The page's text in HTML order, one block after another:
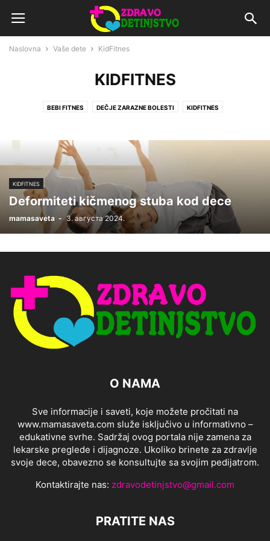
Naslovna Vaše dete KidFitnes
KIDFITNES
BEBI FITNES DEČJE ZARAZNE BOLESTI KIDFITNES
KIDFITNES
Deformiteti kičmenog stuba kod dece
mamasaveta - 3. августа 2024.
O NAMA
Sve informacije i saveti, koje možete pročitati na
www.mamasaveta.com služe isključivo u informativno –
edukativne svrhe. Sadržaj ovog portala nije zamena za
lekarske preglede i dijagnoze. Ukoliko brinete za zdravlje
svoje dece, obavezno se konsultujte sa svojim pedijatrom.
Kontaktirajte nas: zdravodetinjstvo@gmail.com
PRATITE NAS